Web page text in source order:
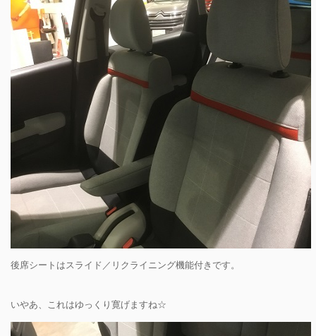
後席シートはスライド／リクライニング機能付きです。
いやあ、これはゆっくり寛げますね☆